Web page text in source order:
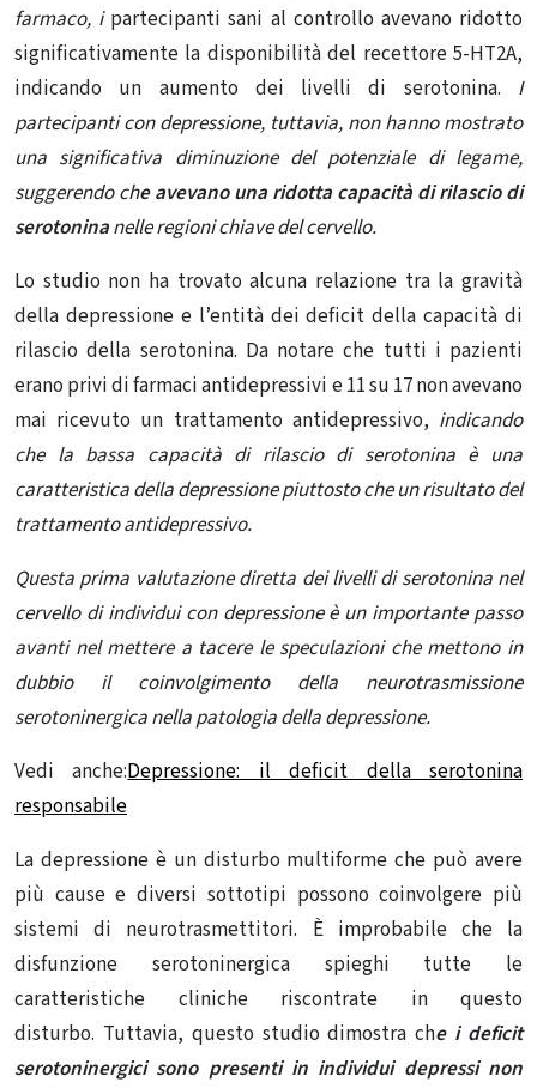
farmaco, ipartecipanti sani al controllo avevano ridotto
significativamente la disponibilità del recettore 5-HT2A,
indicando un aumento dei livelli di serotonina. I
partecipanti con depressione, tuttavia, non hanno mostrato
una significativa diminuzione del potenziale di legame,
suggerendo che avevano una ridotta capacità di rilascio di
serotoninanelle regioni chiave del cervello.
Lo studio non ha trovato alcuna relazione tra la gravità
della depressione e l’entità dei deficit della capacità di
rilascio della serotonina. Da notare che tutti i pazienti
erano privi di farmaci antidepressivi e 11 su 17 non avevano
mai ricevuto un trattamento antidepressivo, indicando
che la bassa capacità di rilascio di serotonina è una
caratteristica della depressione piuttosto che un risultato del
trattamento antidepressivo.
Questa prima valutazione diretta dei livelli di serotonina nel
cervello di individui con depressione è un importante passo
avanti nel mettere a tacere le speculazioni che mettono in
dubbio il coinvolgimento della neurotrasmissione
serotoninergica nella patologia della depressione.
Vedi anche:Depressione: il deficit della serotonina
responsabile
La depressione è un disturbo multiforme che può avere
più cause e diversi sottotipi possono coinvolgere più
sistemi di neurotrasmettitori. È improbabile che la
disfunzione serotoninergica spieghi tutte le
caratteristiche cliniche riscontrate in questo
disturbo. Tuttavia, questo studio dimostra che i deficit
serotoninergici sono presenti in individui depressi non